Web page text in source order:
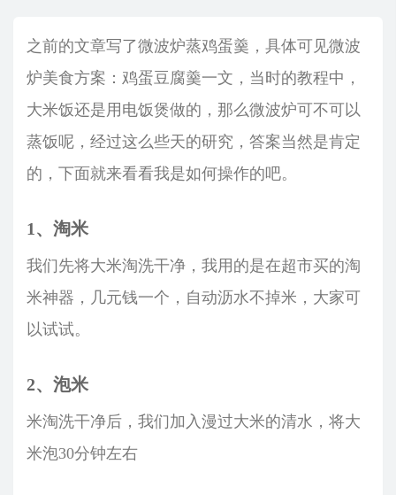
之前的文章写了微波炉蒸鸡蛋羹，具体可见微波
炉美食方案：鸡蛋豆腐羹一文，当时的教程中，
大米饭还是用电饭煲做的，那么微波炉可不可以
蒸饭呢，经过这么些天的研究，答案当然是肯定
的，下面就来看看我是如何操作的吧。
1、淘米
我们先将大米淘洗干净，我用的是在超市买的淘
米神器，几元钱一个，自动沥水不掉米，大家可
以试试。
2、泡米
米淘洗干净后，我们加入漫过大米的清水，将大
米泡30分钟左右